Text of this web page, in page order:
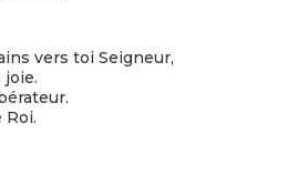
vers toi Seigneur,
joie.
Roi.